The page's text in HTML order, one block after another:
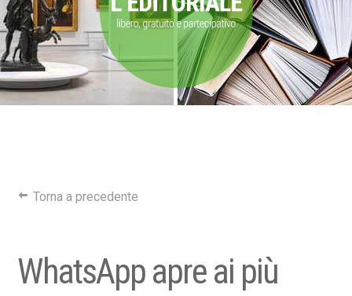
Torna a precedente
WhatsApp apre ai più